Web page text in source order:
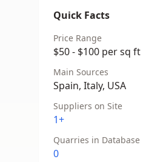
Quick Facts
Price Range
$50 - $100 per sq ft
Main Sources
Spain, Italy, USA
Suppliers on Site
1+
Quarries in Database
0